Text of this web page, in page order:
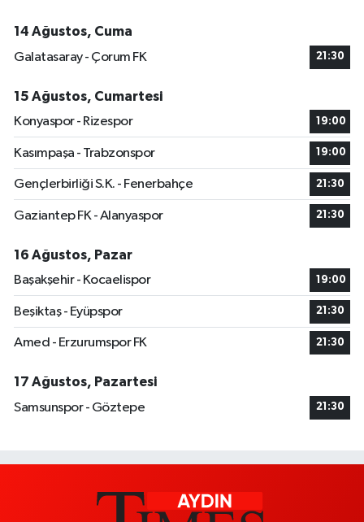
14 Ağustos, Cuma
Galatasaray - Çorum FK
21:30
15 Ağustos, Cumartesi
Konyaspor - Rizespor
19:00
Kasımpaşa - Trabzonspor 19:00
Gençlerbirliği S.K. - Fenerbahçe 21:30
Gaziantep FK - Alanyaspor 21:30
16 Ağustos, Pazar
Başakşehir - Kocaelispor
19:00
Beşiktaş - Eyüpspor 21:30
Amed - Erzurumspor FK 21:30
17 Ağustos, Pazartesi
Samsunspor - Göztepe
21:30